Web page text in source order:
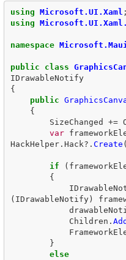
using Microsoft.UI.Xaml ;
using
namespace
public class
IDrawableNotify
{
public
{
SizeChanged
+=
var
HackHelper. Hack?. Create
if (
{
( IDrawableNotify)
Children . Add
}
else